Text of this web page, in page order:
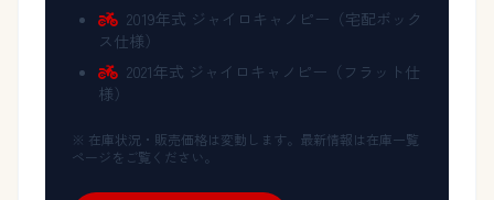
2019年式 ジャイロキャノピー（宅配ボック
ス仕様）
2021年式 ジャイロキャノピー（フラット仕
様）
※ 在庫状況・販売価格は変動します。最新情報は在庫一覧
ページをご覧ください。